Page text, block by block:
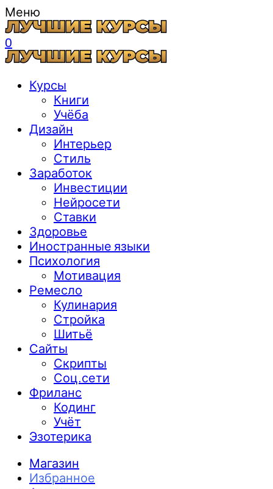
Меню
0
Курсы
Книги
Учёба
Дизайн
Интерьер
Стиль
Заработок
Инвестиции
Нейросети
Ставки
Здоровье
Иностранные языки
Психология
Мотивация
Ремесло
Кулинария
Стройка
Шитьё
Сайты
Скрипты
Соц.сети
Фриланс
Кодинг
Учёт
Эзотерика
Магазин
Избранное